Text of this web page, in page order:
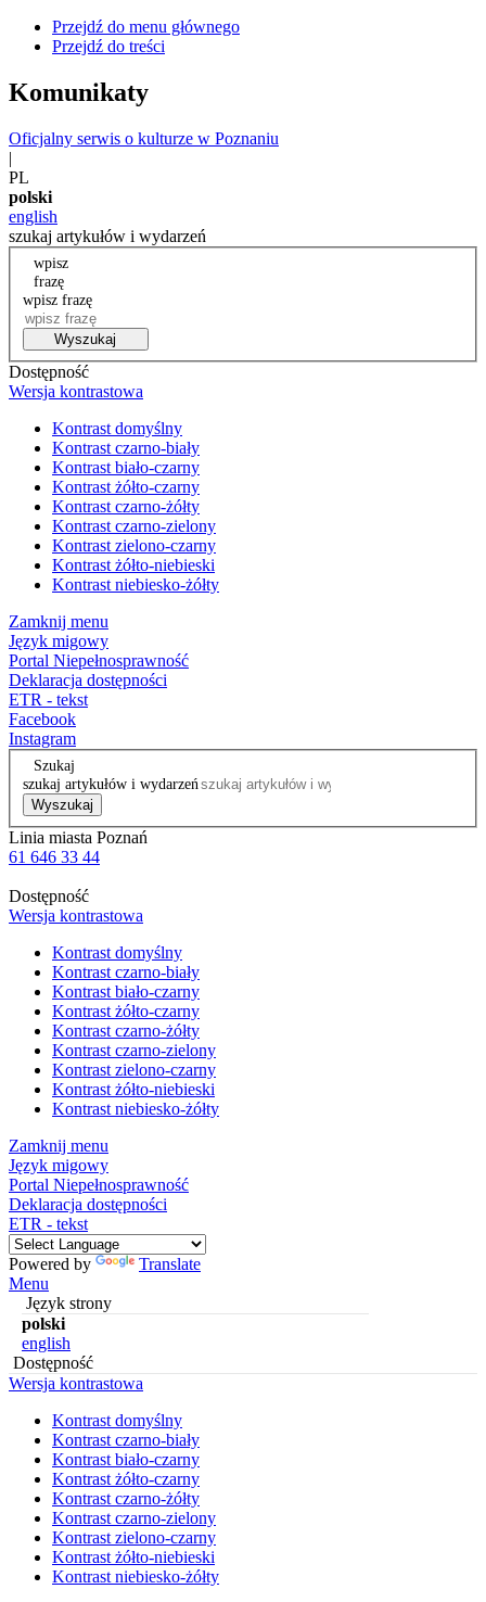
Przejdź do menu głównego
Przejdź do treści
Komunikaty
Oficjalny serwis o kulturze w Poznaniu
|
PL
polski
english
szukaj artykułów i wydarzeń
wpisz
frazę
wpisz frazę
Wyszukaj
Dostępność
Wersja kontrastowa
Kontrast domyślny
Kontrast czarno-biały
Kontrast biało-czarny
Kontrast żółto-czarny
Kontrast czarno-żółty
Kontrast czarno-zielony
Kontrast zielono-czarny
Kontrast żółto-niebieski
Kontrast niebiesko-żółty
Zamknij menu
Język migowy
Portal Niepełnosprawność
Deklaracja dostępności
ETR - tekst
Facebook
Instagram
Szukaj
szukaj artykułów i wydarzeń
Wyszukaj
Linia miasta Poznań
61 646 33 44
Dostępność
Wersja kontrastowa
Kontrast domyślny
Kontrast czarno-biały
Kontrast biało-czarny
Kontrast żółto-czarny
Kontrast czarno-żółty
Kontrast czarno-zielony
Kontrast zielono-czarny
Kontrast żółto-niebieski
Kontrast niebiesko-żółty
Zamknij menu
Język migowy
Portal Niepełnosprawność
Deklaracja dostępności
ETR - tekst
Powered by
Translate
Menu
Język strony
polski
english
Dostępność
Wersja kontrastowa
Kontrast domyślny
Kontrast czarno-biały
Kontrast biało-czarny
Kontrast żółto-czarny
Kontrast czarno-żółty
Kontrast czarno-zielony
Kontrast zielono-czarny
Kontrast żółto-niebieski
Kontrast niebiesko-żółty